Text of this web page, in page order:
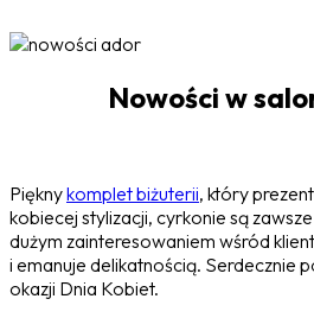
Nowości w
Pięknykomplet biżuterii, który
kobiecej stylizacji, cyrkonie są
dużym zainteresowaniem wśród
i emanuje delikatnością. Serdecznie
okazji Dnia Kobiet.